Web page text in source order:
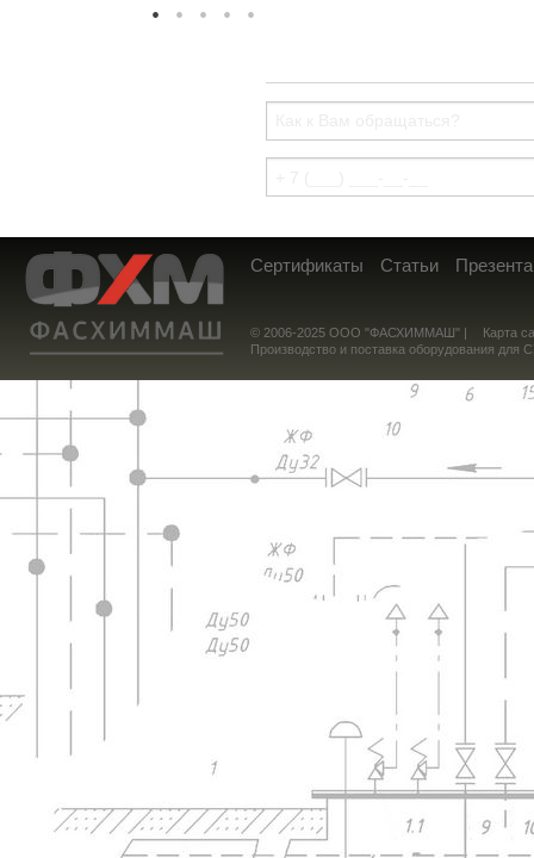
Сертификаты Статьи
© 2006-2025 ООО "ФАСХИММАШ" |
Карта
Производство и поставка оборудования для